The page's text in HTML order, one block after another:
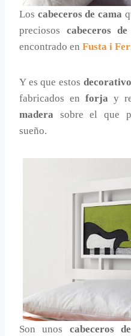
Los cabeceros de cama
preciosos cabeceros
encontrado en Fusta i
Y es que estos
fabricados en forja y
madera sobre el que
sueño.
Son unos cabeceros